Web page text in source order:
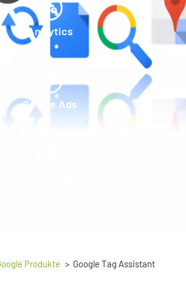
Analytics
Google Ads
Produkte Google Tag Assistant